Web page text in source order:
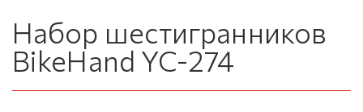
Набор шестигранников
BikeHand YC-274